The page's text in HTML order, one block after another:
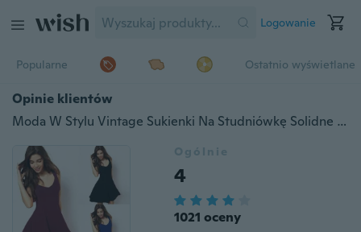
Logowanie
Popularne Ostatnio wyświetlane
Opinie klientów
Moda W Stylu Vintage Sukienki Na Studniówkę Solidne Nieformalne Eleganckie Sukienki Kobiety Bez Rękawów Party Skater
Ogólnie
4
1021 oceny